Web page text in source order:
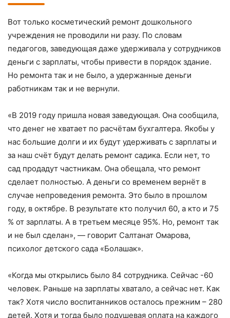
Вот только косметический ремонт дошкольного
учреждения не проводили ни разу. По словам
педагогов, заведующая даже удерживала у сотрудников
деньги с зарплаты, чтобы привести в порядок здание.
Но ремонта так и не было, а удержанные деньги
работникам так и не вернули.
«В 2019 году пришла новая заведующая. Она сообщила,
что денег не хватает по расчётам бухгалтера. Якобы у
нас большие долги и их будут удерживать с зарплаты и
за наш счёт будут делать ремонт садика. Если нет, то
сад продадут частникам. Она обещала, что ремонт
сделает полностью. А деньги со временем вернёт в
случае непроведения ремонта. Это было в прошлом
году, в октябре. В результате кто получил 60, а кто и 75
% от зарплаты. А в третьем месяце 95%. Но, ремонт так
и не был сделан», — говорит Салтанат Омарова,
психолог детского сада «Болашак».
«Когда мы открылись было 84 сотрудника. Сейчас -60
человек. Раньше на зарплаты хватало, а сейчас нет. Как
так? Хотя число воспитанников осталось прежним – 280
детей. Хотя и тогда было подушевая оплата на каждого